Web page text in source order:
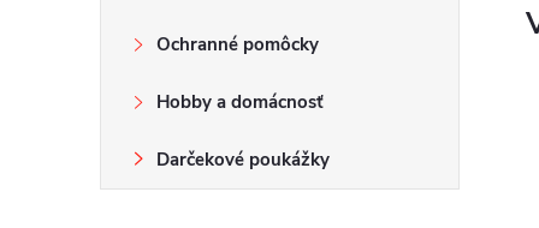
Ochranné pomôcky
Hobby a domácnosť
Darčekové poukážky